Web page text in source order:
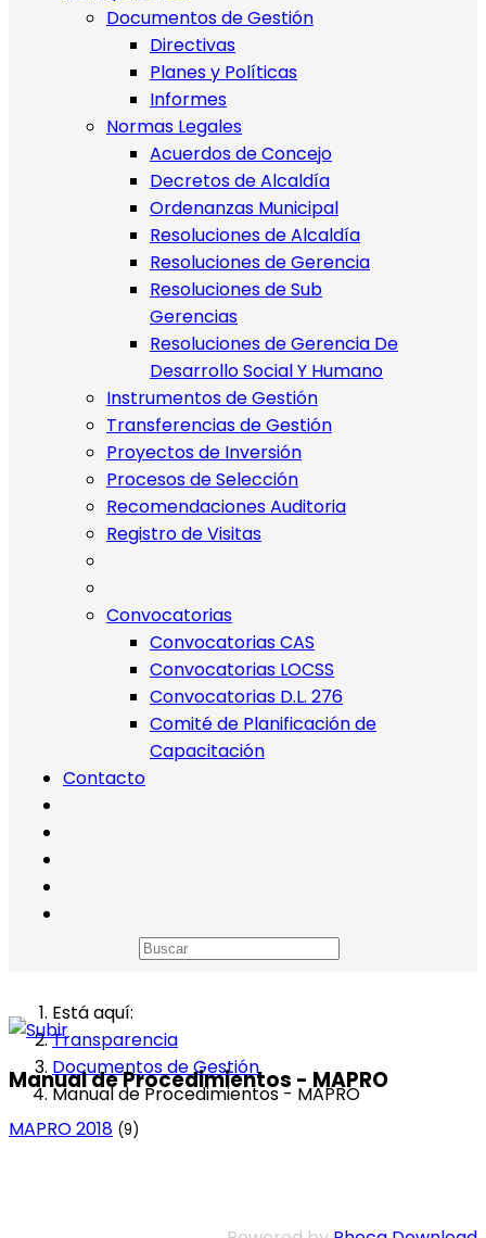
Documentos de Gestión
Directivas
Planes y Políticas
Informes
Normas Legales
Acuerdos de Concejo
Decretos de Alcaldía
Ordenanzas Municipal
Resoluciones de Alcaldía
Resoluciones de Gerencia
Resoluciones de Sub
Gerencias
Resoluciones de Gerencia De
Desarrollo Social Y Humano
Instrumentos de Gestión
Transferencias de Gestión
Proyectos de Inversión
Procesos de Selección
Recomendaciones Auditoria
Registro de Visitas
Convocatorias
Convocatorias CAS
Convocatorias LOCSS
Convocatorias D.L. 276
Comité de Planificación de
Capacitación
Contacto
Está aquí:
Transparencia
Documentos de Gestión
Manual de Procedimientos - MAPRO
Manual de Procedimientos - MAPRO
MAPRO 2018 (9)